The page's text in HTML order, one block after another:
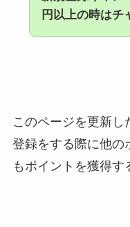
円以上の時はチ
このページを更新し
登録をする際に他の
もポイントを獲得す